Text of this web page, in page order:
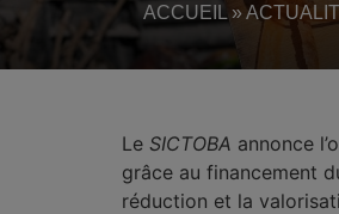
ACCUEIL »
Le SICTOBA annonce
grâce au financement
réduction et la